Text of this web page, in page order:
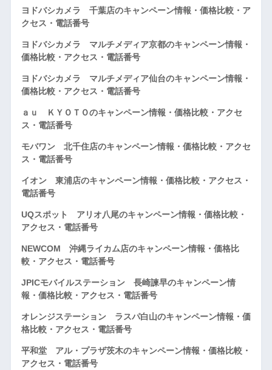
ヨドバシカメラ 千葉店のキャンペーン情報・価格比較・ア
クセス・電話番号
ヨドバシカメラ マルチメディア京都のキャンペーン情報・
価格比較・アクセス・電話番号
ヨドバシカメラ マルチメディア仙台のキャンペーン情報・
価格比較・アクセス・電話番号
ａｕ ＫＹＯＴＯのキャンペーン情報・価格比較・アクセ
ス・電話番号
モバワン 北千住店のキャンペーン情報・価格比較・アクセ
ス・電話番号
イオン 東浦店のキャンペーン情報・価格比較・アクセス・
電話番号
UQスポット アリオ八尾のキャンペーン情報・価格比較・
アクセス・電話番号
NEWCOM 沖縄ライカム店のキャンペーン情報・価格比
較・アクセス・電話番号
JPICモバイルステーション 長崎諫早のキャンペーン情
報・価格比較・アクセス・電話番号
オレンジステーション ラスパ白山のキャンペーン情報・価
格比較・アクセス・電話番号
平和堂 アル・プラザ茨木のキャンペーン情報・価格比較・
アクセス・電話番号